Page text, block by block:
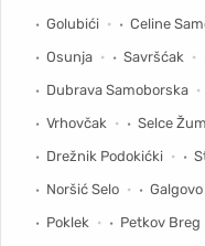
Golubići
Celine
Osunja
Savršćak
Dubrava Samoborska
Vrhovčak
Selce
Drežnik Podokićki
Noršić Selo
Galgovo
Poklek
Petkov Breg